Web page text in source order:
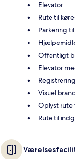
Elevator
Rute til
Parkering
Offentligt
Elevator
Visuel
Oplyst rute
Rute til